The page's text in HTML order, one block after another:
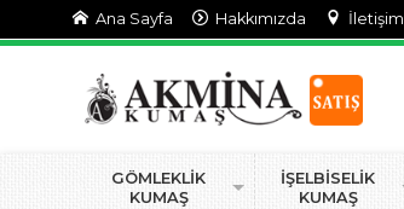
Ana Sayfa Hakkımızda İletişim
GÖMLEKLİK
KUMAŞ
İŞELBİSELİK
KUMAŞ